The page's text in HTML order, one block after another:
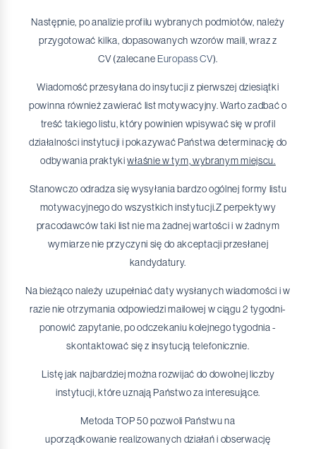
Następnie, po analizie profilu wybranych podmiotów, należy
przygotować kilka, dopasowanych wzorów maili, wraz z
CV (zalecane Europass CV).
Wiadomość przesyłana do insytucji z pierwszej dziesiątki
powinna również zawierać list motywacyjny. Warto zadbać o
treść takiego listu, który powinien wpisywać się w profil
działalności instytucji i pokazywać Państwa determinację do
odbywania praktykiwłaśnie w tym, wybranym miejscu.
Stanowczo odradza się wysyłania bardzo ogólnej formy listu
motywacyjnego do wszystkich instytucji.Z perpektywy
pracodawców taki list nie ma żadnej wartości i w żadnym
wymiarze nie przyczyni się do akceptacji przesłanej
kandydatury.
Na bieżąco należy uzupełniać daty wysłanych wiadomości i w
razie nie otrzymania odpowiedzi mailowej w ciągu 2 tygodni-
ponowić zapytanie, po odczekaniu kolejnego tygodnia -
skontaktować się z insytucją telefonicznie.
Listę jak najbardziej można rozwijać do dowolnej liczby
instytucji, które uznają Państwo za interesujące.
Metoda TOP 50 pozwoli Państwu na
uporządkowanie realizowanych działań i obserwację